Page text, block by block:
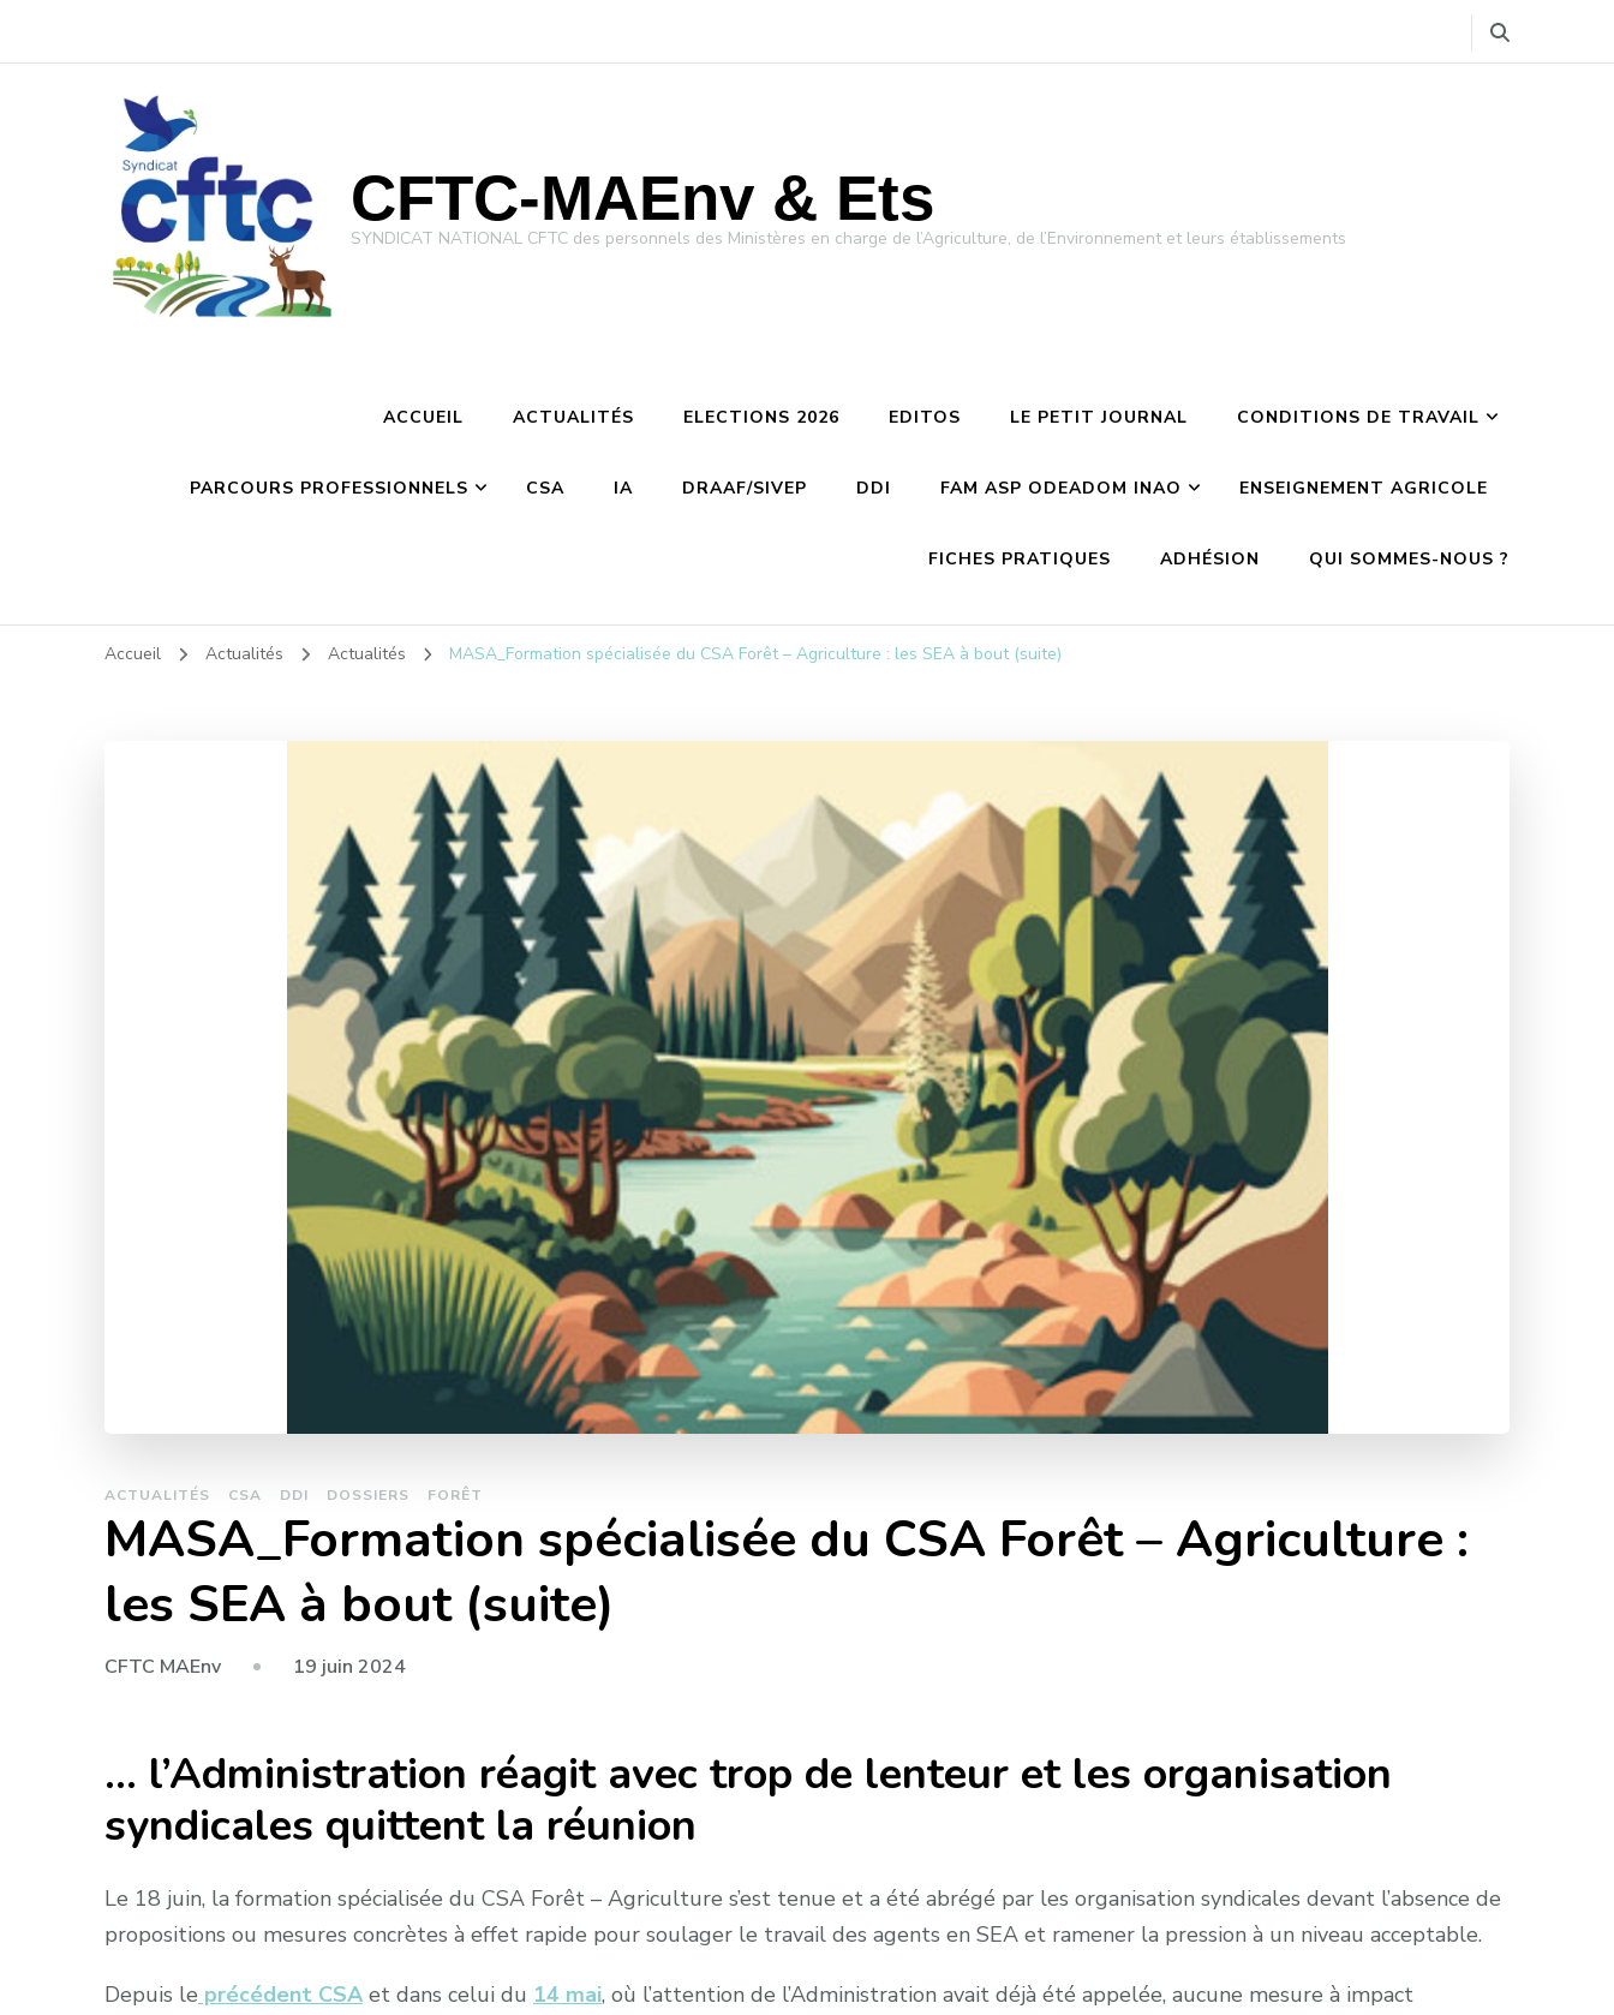
CFTC-MAEnv & Ets
SYNDICAT NATIONAL CFTC des personnels des Ministères en charge de l’Agriculture, de l’Environnement et leurs établissements
ACCUEIL ACTUALITÉS ELECTIONS 2026 EDITOS LE PETIT JOURNAL CONDITIONS DE TRAVAIL
PARCOURS PROFESSIONNELS CSA IA DRAAF/SIVEP DDI FAM ASP ODEADOM INAO ENSEIGNEMENT AGRICOLE
FICHES PRATIQUES ADHÉSION QUI SOMMES-NOUS ?
Accueil Actualités Actualités MASA_Formation spécialisée du CSA Forêt – Agriculture : les SEA à bout (suite)
ACTUALITÉS CSA DDI DOSSIERS FORÊT
MASA_Formation spécialisée du CSA Forêt – Agriculture :
les SEA à bout (suite)
CFTC MAEnv 19 juin 2024
… l’Administration réagit avec trop de lenteur et les organisation
syndicales quittent la réunion
Le 18 juin, la formation spécialisée du CSA Forêt – Agriculture s’est tenue et a été abrégé par les organisation syndicales devant l’absence de
propositions ou mesures concrètes à effet rapide pour soulager le travail des agents en SEA et ramener la pression à un niveau acceptable.
Depuis le précédent CSA et dans celui du 14 mai, où l’attention de l’Administration avait déjà été appelée, aucune mesure à impact